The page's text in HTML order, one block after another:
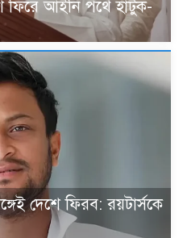
ফিরে আইনি পথে হাঁটুক-
দেশে ফিরব: রয়টার্সকে